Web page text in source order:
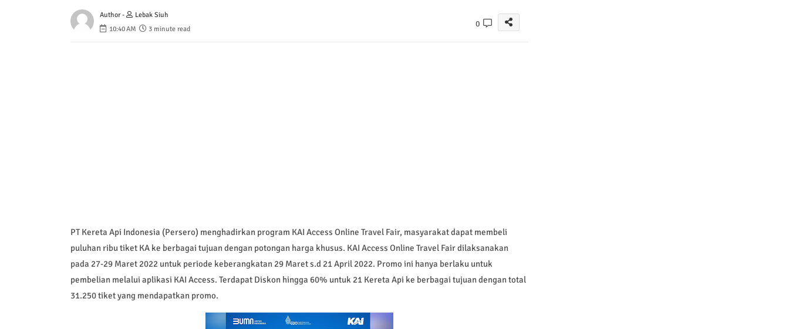
Author -
Lebak Siuh
10:40 AM
3 minute read
0
PT Kereta Api Indonesia (Persero) menghadirkan program KAI Access Online Travel Fair, masyarakat dapat membeli
puluhan ribu tiket KA ke berbagai tujuan dengan potongan harga khusus. KAI Access Online Travel Fair dilaksanakan
pada 27-29 Maret 2022 untuk periode keberangkatan 29 Maret s.d 21 April 2022. Promo ini hanya berlaku untuk
pembelian melalui aplikasi KAI Access. Terdapat Diskon hingga 60% untuk 21 Kereta Api ke berbagai tujuan dengan total
31.250 tiket yang mendapatkan promo.